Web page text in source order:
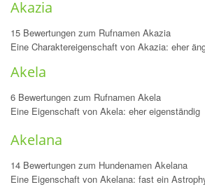
Akazia
15 Bewertungen zum Rufnamen Akazia
Eine Charaktereigenschaft von Akazia: eher
Akela
6 Bewertungen zum Rufnamen Akela
Eine Eigenschaft von Akela: eher eigenständig
Akelana
14 Bewertungen zum Hundenamen Akelana
Eine Eigenschaft von Akelana: fast ein